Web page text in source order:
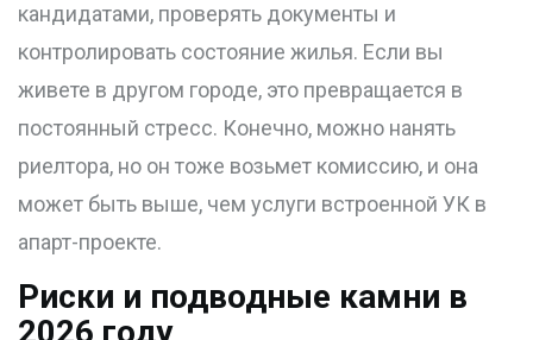
кандидатами, проверять документы и
контролировать состояние жилья. Если вы
живете в другом городе, это превращается в
постоянный стресс. Конечно, можно нанять
риелтора, но он тоже возьмет комиссию, и она
может быть выше, чем услуги встроенной УК в
апарт-проекте.
Риски и подводные камни в